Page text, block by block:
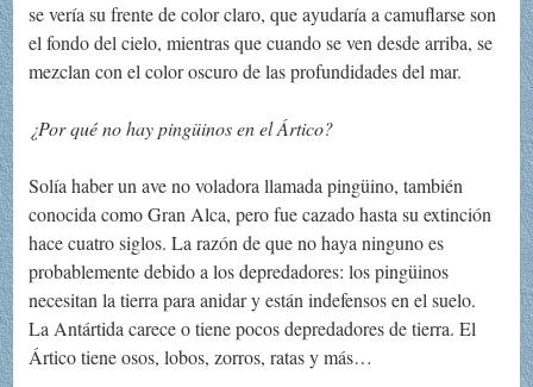
se vería su frente de color claro, que ayudaría a camuflarse son
el fondo del cielo, mientras que cuando se ven desde arriba, se
mezclan con el color oscuro de las profundidades del mar.
¿Por qué no hay pingüinos en el Ártico?
Solía haber un ave no voladora llamada pingüino, también
conocida como Gran Alca, pero fue cazado hasta su extinción
hace cuatro siglos. La razón de que no haya ninguno es
probablemente debido a los depredadores: los pingüinos
necesitan la tierra para anidar y están indefensos en el suelo.
La Antártida carece o tiene pocos depredadores de tierra. El
Ártico tiene osos, lobos, zorros, ratas y más…